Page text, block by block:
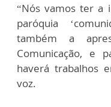
“Nós vamos ter a
paróquia
também a
Comunicação, e
haverá trabalhos
voz.